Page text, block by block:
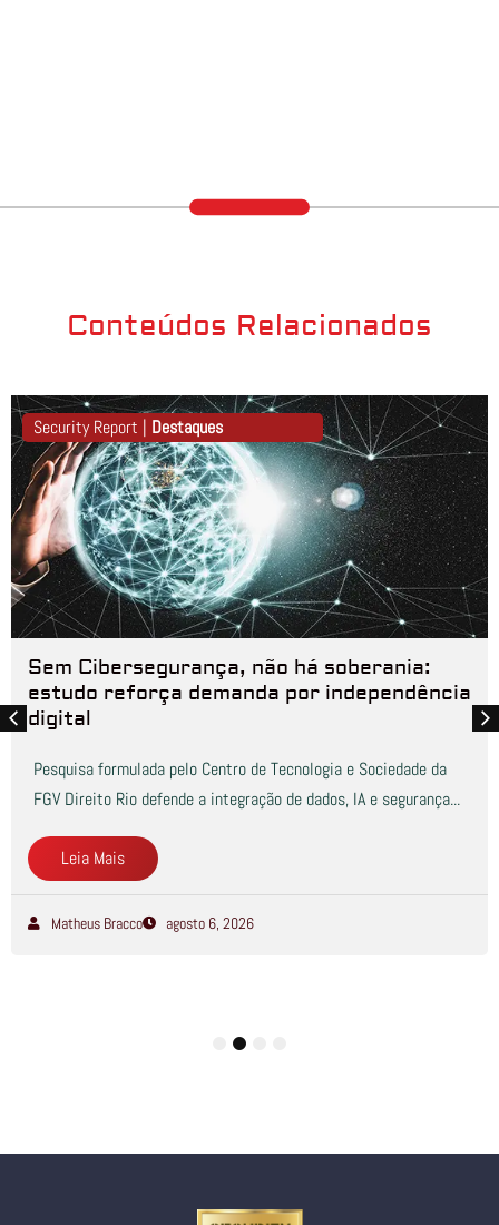
Conteúdos Relacionados
Security Report | Destaques
Sem Cibersegurança, não há soberania:
estudo reforça demanda por independência
digital
Pesquisa formulada pelo Centro de Tecnologia e Sociedade da
FGV Direito Rio defende a integração de dados, IA e segurança...
Leia Mais
Matheus Bracco agosto 6, 2026